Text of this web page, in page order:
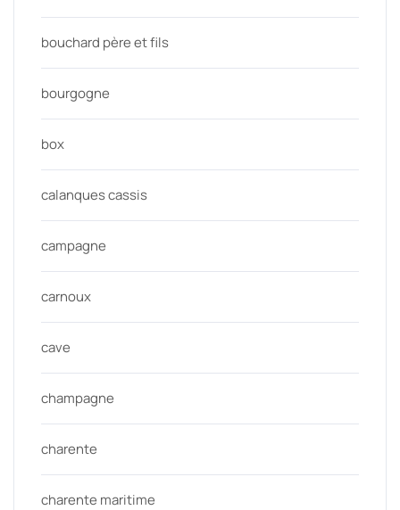
bouchard père et fils
bourgogne
box
calanques cassis
campagne
carnoux
cave
champagne
charente
charente maritime